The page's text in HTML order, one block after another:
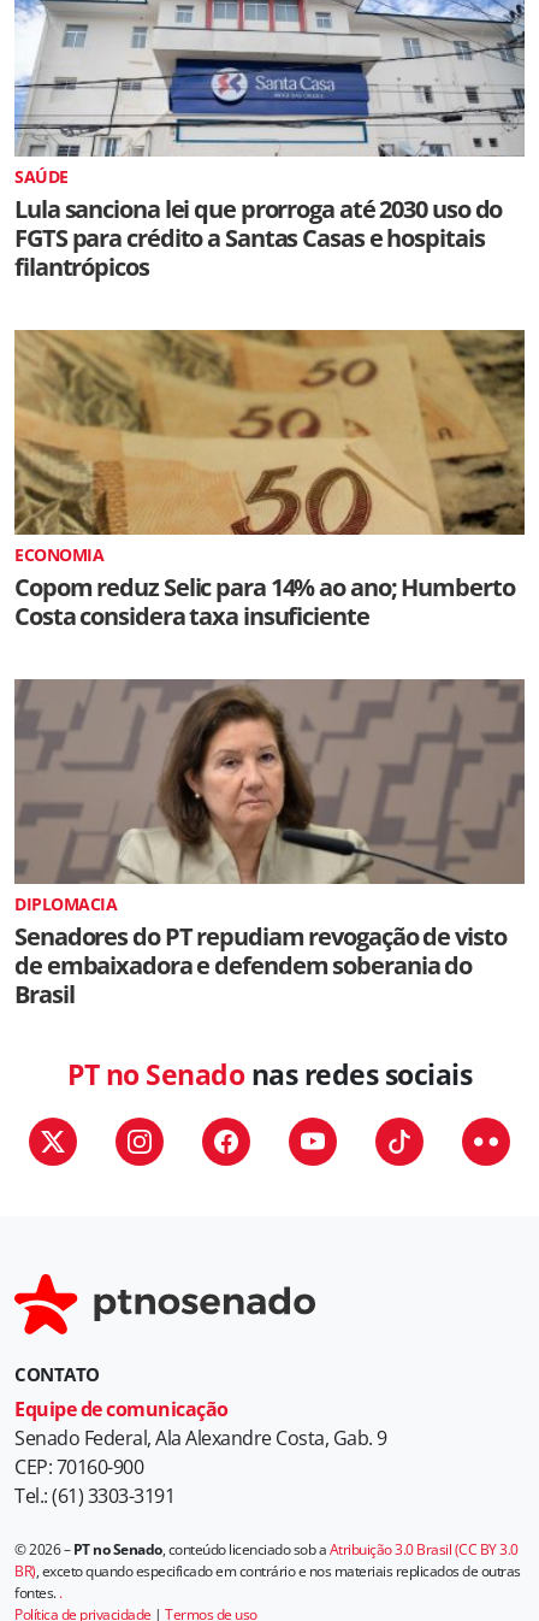
SAÚDE
Lula sanciona lei que prorroga até 2030 uso do
FGTS para crédito a Santas Casas e hospitais
filantrópicos
ECONOMIA
Copom reduz Selic para 14% ao ano; Humberto
Costa considera taxa insuficiente
DIPLOMACIA
Senadores do PT repudiam revogação de visto
de embaixadora e defendem soberania do
Brasil
PT no Senadonas redes sociais
CONTATO
Equipe de comunicação
Senado Federal, Ala Alexandre Costa, Gab. 9
CEP: 70160-900
Tel.: (61) 3303-3191
© 2026 –PT no Senado, conteúdo licenciado sob aAtribuição 3.0 Brasil (CC BY 3.0
BR), exceto quando especificado em contrário e nos materiais replicados de outras
fontes..
Política de privacidade | Termos de uso